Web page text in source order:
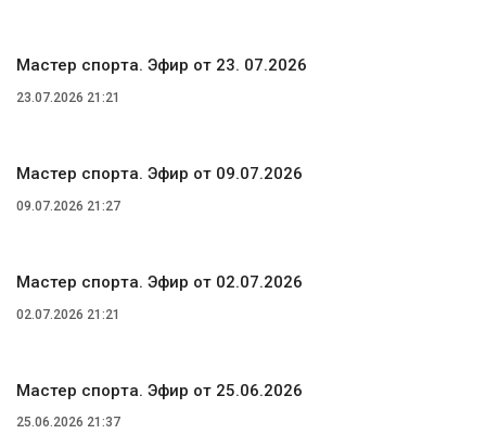
Мастер спорта. Эфир от 23. 07.2026
23.07.2026 21:21
Мастер спорта. Эфир от 09.07.2026
09.07.2026 21:27
Мастер спорта. Эфир от 02.07.2026
02.07.2026 21:21
Мастер спорта. Эфир от 25.06.2026
25.06.2026 21:37